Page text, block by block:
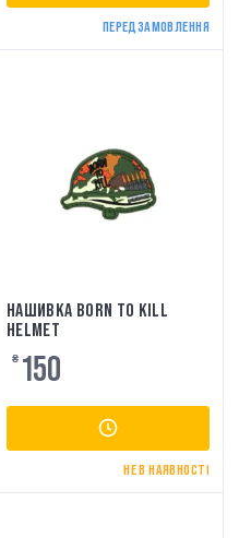
ПЕРЕДЗАМОВЛЕННЯ
НАШИВКА BORN TO KILL
HELMET
₴ 150
НЕ В НАЯВНОСТІ